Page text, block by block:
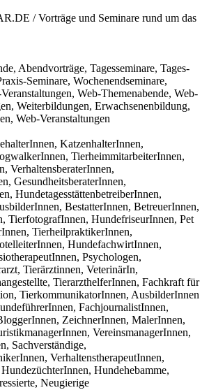
/ Vorträge und Seminare rund um das
Abendvorträge, Tagesseminare, Tages-
Seminare, Wochenendseminare,
Web-Themenabende, Web-
Weiterbildungen, Erwachsenenbildung,
Web-Veranstaltungen
KatzenhalterInnen,
TierheimmitarbeiterInnen,
VerhaltensberaterInnen,
GesundheitsberaterInnen,
HundetagesstättenbetreiberInnen,
BestatterInnen, BetreuerInnen,
TierfotografInnen, HundefriseurInnen, Pet
TierheilpraktikerInnen,
HundefachwirtInnen,
Psychologen,
Tierärztinnen, VeterinärIn,
TierarzthelferInnen, Fachkraft für
TierkommunikatorInnen, AusbilderInnen
FachjournalistInnen,
ZeichnerInnen, MalerInnen,
VereinsmanagerInnen,
Sachverständige,
VerhaltenstherapeutInnen,
Hundehebamme,
Neugierige